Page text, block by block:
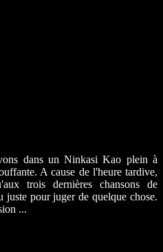
dans un Ninkasi Kao plein à
A cause de l'heure tardive,
trois dernières chansons de
pour juger de quelque chose.
...